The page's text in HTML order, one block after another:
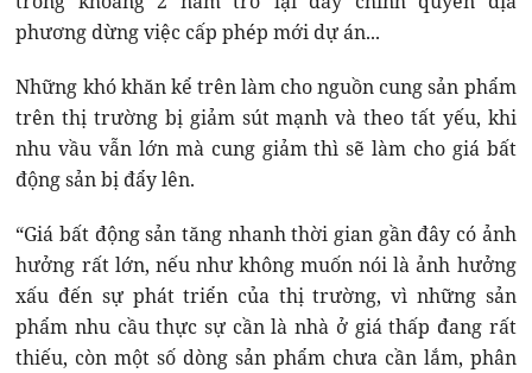
phương dừng việc cấp phép mới dự án...
Những khó khăn kể trên làm cho nguồn cung sản phẩm
trên thị trường bị giảm sút mạnh và theo tất yếu, khi
nhu vầu vẫn lớn mà cung giảm thì sẽ làm cho giá bất
động sản bị đẩy lên.
“Giá bất động sản tăng nhanh thời gian gần đây có ảnh
hưởng rất lớn, nếu như không muốn nói là ảnh hưởng
xấu đến sự phát triển của thị trường, vì những sản
phẩm nhu cầu thực sự cần là nhà ở giá thấp đang rất
thiếu, còn một số dòng sản phẩm chưa cần lắm, phân